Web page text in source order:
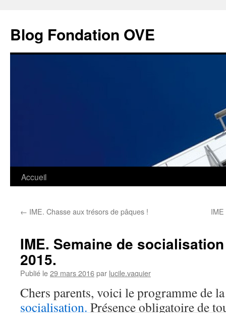
contenu
Blog Fondation OVE
Accueil
← IME. Chasse aux trésors de pâques ! IME
IME. Semaine de
2015.
Publié le29 mars 2016par lucile.vaquier
Chers parents, voici le programme de
socialisation. Présence obligatoire de